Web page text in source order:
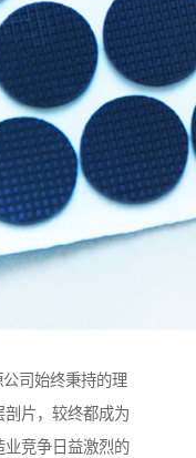
司始终秉持的理
片，较终都成为
业竞争日益激烈的